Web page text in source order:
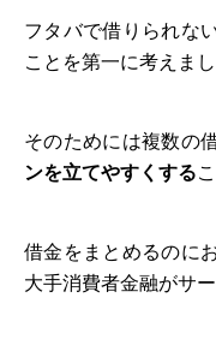
フタバで借りられな
ことを第一に考えまし
そのためには複数の
ンを立てやすくする
借金をまとめるのに
大手消費者金融がサ